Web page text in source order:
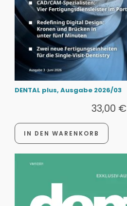
DENTAL plus, Ausgabe 2026/03
33,00 €
IN DEN WARENKORB